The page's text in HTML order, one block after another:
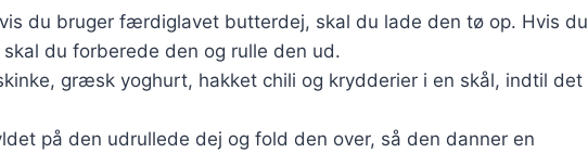
du bruger færdiglavet butterdej, skal du lade den tø op. Hvis du
du forberede den og rulle den ud.
græsk yoghurt, hakket chili og krydderier i en skål, indtil det
på den udrullede dej og fold den over, så den danner en